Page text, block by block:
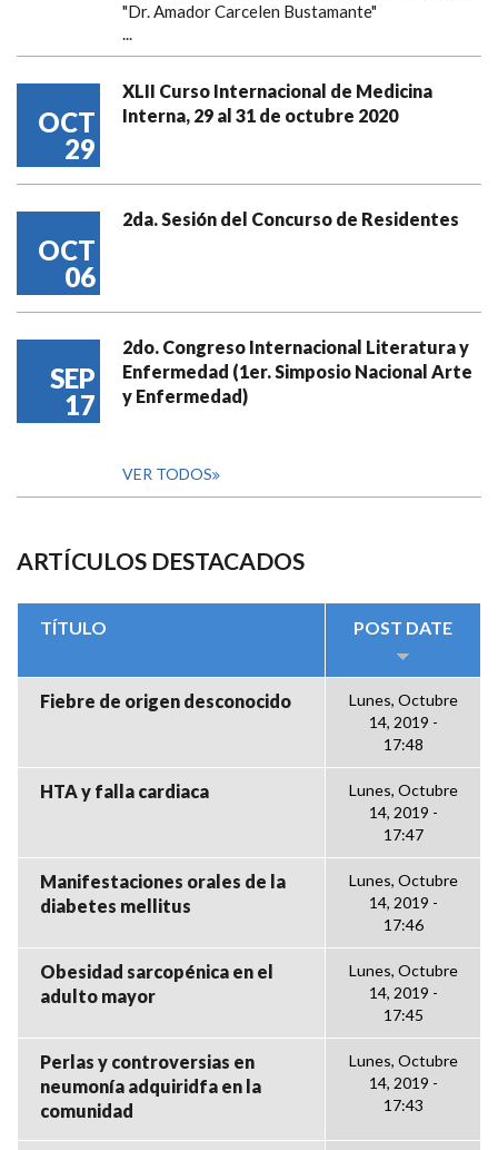
"Dr. Amador Carcelen Bustamante"
...
OCT
29
XLII Curso Internacional de Medicina
Interna, 29 al 31 de octubre 2020
OCT
06
2da. Sesión del Concurso de Residentes
SEP
17
2do. Congreso Internacional Literatura y
Enfermedad (1er. Simposio Nacional Arte
y Enfermedad)
VER TODOS
ARTÍCULOS DESTACADOS
TÍTULO POST DATE
Fiebre de origen desconocido
Lunes, Octubre
14, 2019 -
17:48
HTA y falla cardiaca
Lunes, Octubre
14, 2019 -
17:47
Manifestaciones orales de la
diabetes mellitus
Lunes, Octubre
14, 2019 -
17:46
Obesidad sarcopénica en el
adulto mayor
Lunes, Octubre
14, 2019 -
17:45
Perlas y controversias en
neumonía adquiridfa en la
comunidad
Lunes, Octubre
14, 2019 -
17:43